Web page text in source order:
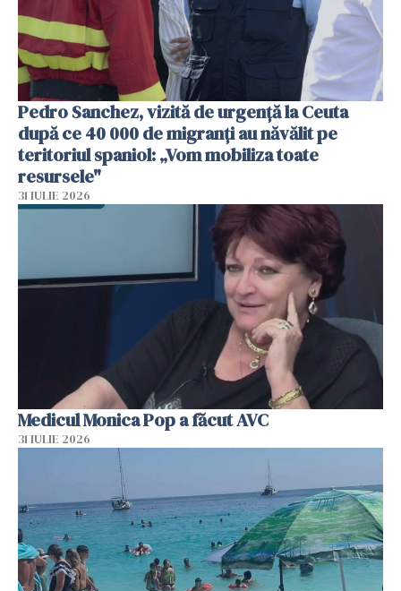
Pedro Sanchez, vizită de urgență la Ceuta
după ce 40 000 de migranți au năvălit pe
teritoriul spaniol: „Vom mobiliza toate
resursele"
31 IULIE 2026
Medicul Monica Pop a făcut AVC
31 IULIE 2026